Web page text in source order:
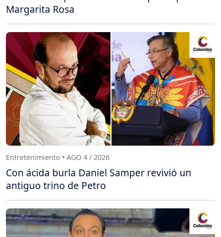
Margarita Rosa
Entretenimiento • AGO 4 / 2026
Con ácida burla Daniel Samper revivió un
antiguo trino de Petro